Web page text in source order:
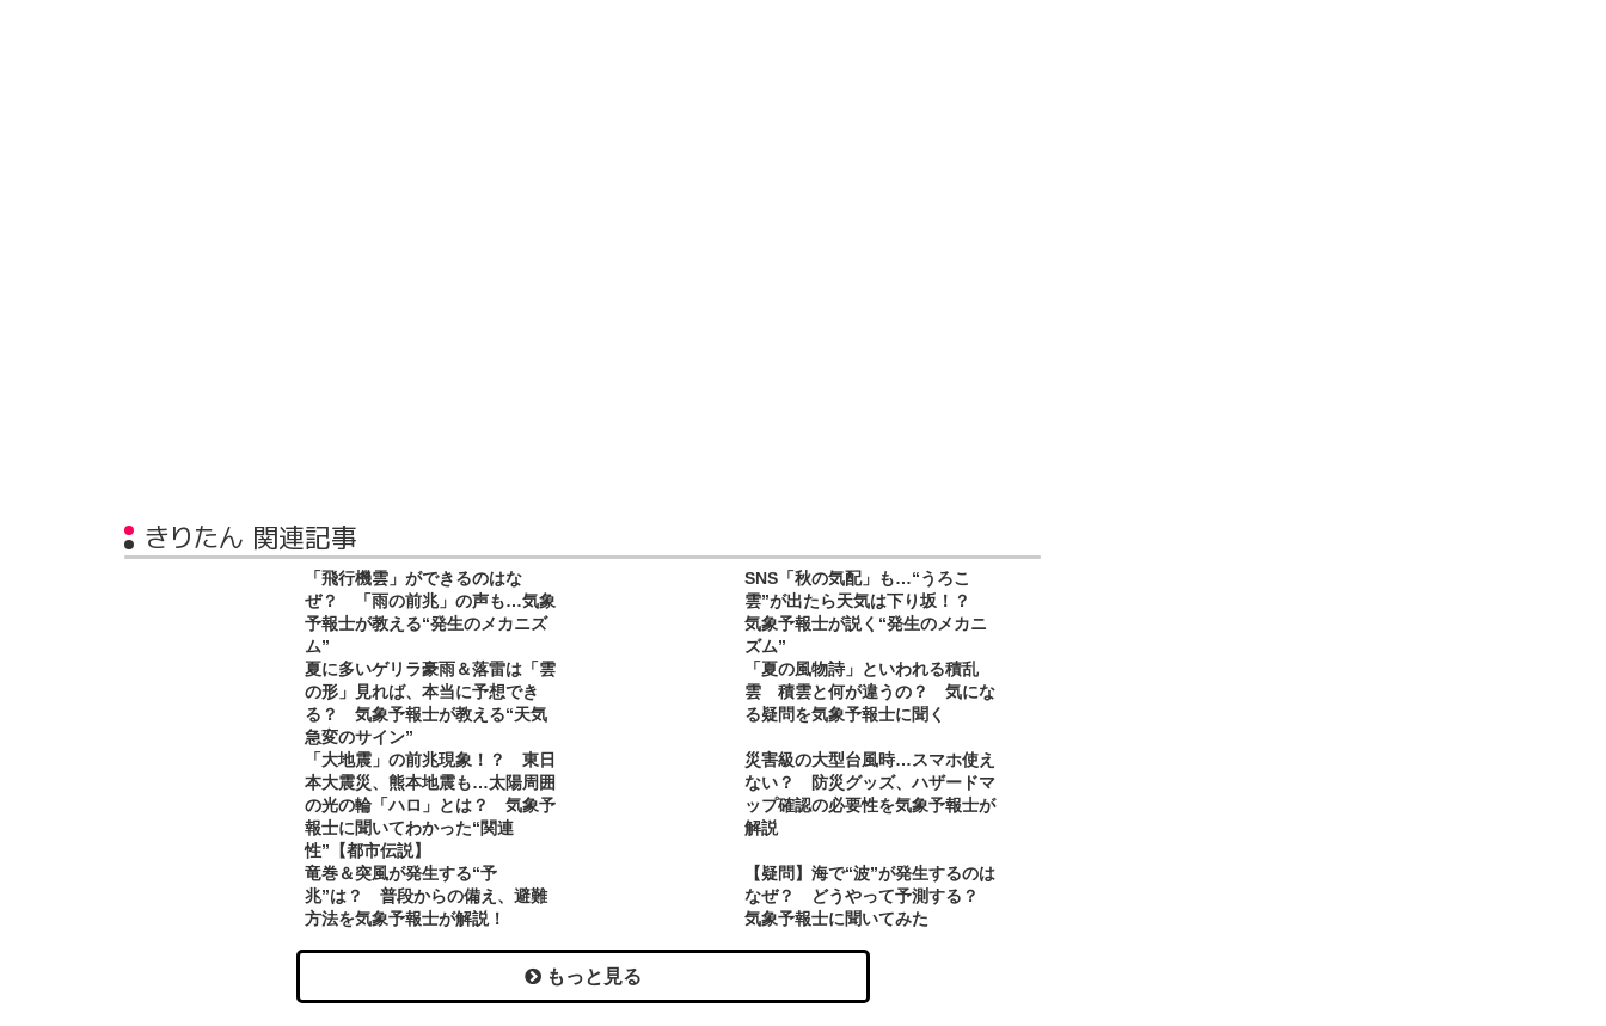
きりたん 関連記事
「飛行機雲」ができるのはな
ぜ？ 「雨の前兆」の声も…気象
予報士が教える“発生のメカニズ
ム”
SNS「秋の気配」も…“うろこ
雲”が出たら天気は下り坂！？
気象予報士が説く“発生のメカニ
ズム”
夏に多いゲリラ豪雨＆落雷は「雲
の形」見れば、本当に予想でき
る？ 気象予報士が教える“天気
急変のサイン”
「夏の風物詩」といわれる積乱
雲 積雲と何が違うの？ 気にな
る疑問を気象予報士に聞く
「大地震」の前兆現象！？ 東日
本大震災、熊本地震も…太陽周囲
の光の輪「ハロ」とは？ 気象予
報士に聞いてわかった“関連
性”【都市伝説】
災害級の大型台風時…スマホ使え
ない？ 防災グッズ、ハザードマ
ップ確認の必要性を気象予報士が
解説
竜巻＆突風が発生する“予
兆”は？ 普段からの備え、避難
方法を気象予報士が解説！
【疑問】海で“波”が発生するのは
なぜ？ どうやって予測する？
気象予報士に聞いてみた
もっと見る